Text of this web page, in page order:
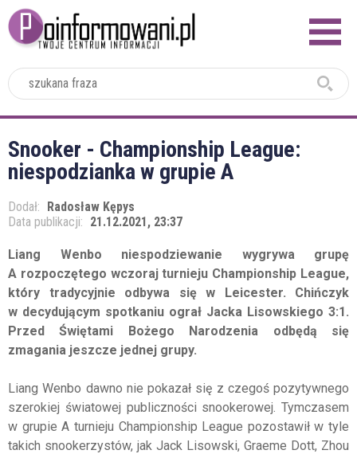
Snooker - Championship League:
niespodzianka w grupie A
Dodał: Radosław Kępys
Data publikacji: 21.12.2021, 23:37
Liang Wenbo niespodziewanie wygrywa grupę
A rozpoczętego wczoraj turnieju Championship League,
który tradycyjnie odbywa się w Leicester. Chińczyk
w decydującym spotkaniu ograł Jacka Lisowskiego 3:1.
Przed Świętami Bożego Narodzenia odbędą się
zmagania jeszcze jednej grupy.
Liang Wenbo dawno nie pokazał się z czegoś pozytywnego
szerokiej światowej publiczności snookerowej. Tymczasem
w grupie A turnieju Championship League pozostawił w tyle
takich snookerzystów, jak Jack Lisowski, Graeme Dott, Zhou